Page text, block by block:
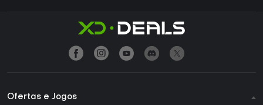
Ofertas e Jogos